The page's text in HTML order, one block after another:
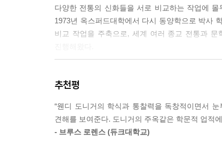
--- p.71
신화는 한꺼번에 인간사의 만화경 양 끝을 통해
는지를 귀 기울여 듣고 생각해볼 때마다 우리는
--- p.78
같은 것과 서로 다른 것의 문제는 비교신화학 분
다양한 전통의 신화들을 서로 비교하는 작업에
1973년 옥스퍼드대학에서 다시 동양학으로 박사
비교 작업을 주축으로, 세계 여러 종교 전통과
사실에서부터 출발한다. 그리고 도니거는 이 같
공감할 수 있는 보편적 경험에서 비롯된 유사한
여기서 도니거는 이러한 유사한 이야기, 유사한
이 거미는 실제로 눈에 보이는 확실한 존재는 아
추천평
“웬디 도니거의 학식과 통찰력을 독창적이면서
견해를 보여준다. 도니거의 주옥같은 학문적 업적
- 브루스 로렌스 (듀크대학교)